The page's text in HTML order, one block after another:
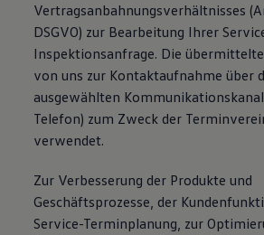
Vertragsanbahnungsverhältnisses
DSGVO) zur Bearbeitung Ihrer
Inspektionsanfrage. Die
von uns zur Kontaktaufnahme über
ausgewählten
Telefon) zum Zweck der
verwendet.
Zur Verbesserung der Produkte und
Geschäftsprozesse, der
Service-Terminplanung, zur